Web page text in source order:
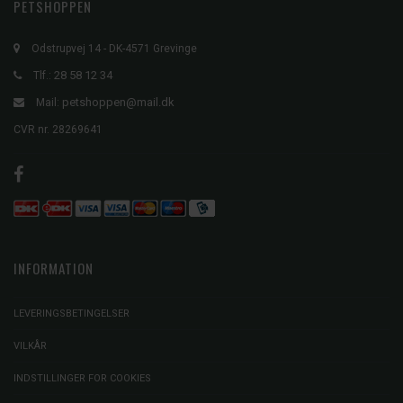
PETSHOPPEN
Odstrupvej 14 - DK-4571 Grevinge
Tlf.: 28 58 12 34
Mail: petshoppen@mail.dk
CVR nr. 28269641
INFORMATION
LEVERINGSBETINGELSER
VILKÅR
INDSTILLINGER FOR COOKIES